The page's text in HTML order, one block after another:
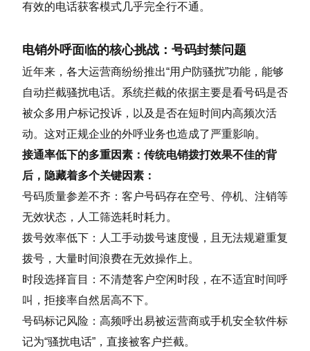
有效的电话获客模式几乎完全行不通。
电销外呼面临的核心挑战：号码封禁问题
近年来，各大运营商纷纷推出“用户防骚扰”功能，能够
自动拦截骚扰电话。系统拦截的依据主要是看号码是否
被众多用户标记投诉，以及是否在短时间内高频次活
动。这对正规企业的外呼业务也造成了严重影响。
接通率低下的多重因素：传统电销拨打效果不佳的背
后，隐藏着多个关键因素：
号码质量参差不齐：客户号码存在空号、停机、注销等
无效状态，人工筛选耗时耗力。
拨号效率低下：人工手动拨号速度慢，且无法规避重复
拨号，大量时间浪费在无效操作上。
时段选择盲目：不清楚客户空闲时段，在不适宜时间呼
叫，拒接率自然居高不下。
号码标记风险：高频呼出易被运营商或手机安全软件标
记为“骚扰电话”，直接被客户拦截。